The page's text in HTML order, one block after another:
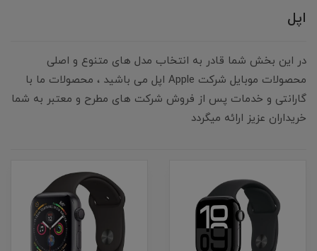
اپل
در این بخش شما قادر به انتخاب مدل های متنوع و اصلی
محصولات موبایل شرکت Apple اپل می باشید ، محصولات ما با
گارانتی و خدمات پس از فروش شرکت های مطرح و معتبر به شما
خریداران عزیز ارائه میگردد